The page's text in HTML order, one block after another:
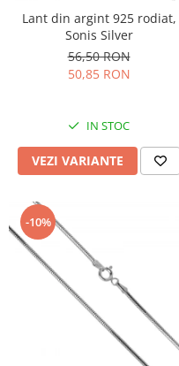
Lant din argint 925 rodiat,
Sonis Silver
56,50 RON
50,85 RON
IN STOC
VEZI VARIANTE
-10%